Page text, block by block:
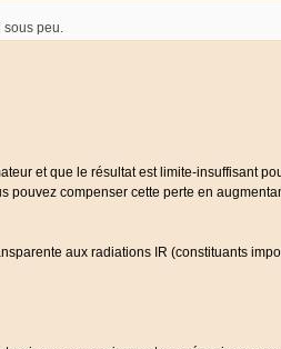
sous peu.
et que le résultat est limite-insuffisant
compenser cette perte en
aux radiations IR (constituants